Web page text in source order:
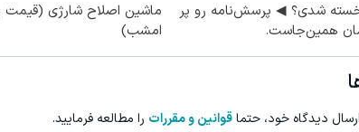
خسته شدی؟ ◀ پرسش‌نامه رو پر
همین‌جاست.
ماشین اصلاح شارژی (قیمت
امشب)
دیدگاه خود، حتماقوانین و مقررات را مطالعه فرمایید.